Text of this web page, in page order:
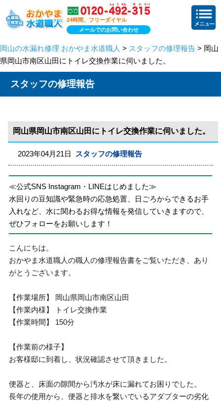
24時間、フリーダイヤル
メールでのお問い合わせ
岡山の水漏れ修理 おかやま水道職人 > スタッフの修理報告 > 岡山
県岡山市南区山田にトイレ交換作業に伺いました。
スタッフの修理報告
岡山県岡山市南区山田にトイレ交換作業に伺いました。
2023年04月21日 スタッフの修理報告
≪公式SNS Instagram・LINEはじめました≫
水回りの豆知識や緊急時の応急処置、日ごろからできるお手
入れなど、水に関わるお得な情報を発信していきますので、
ぜひフォローをお願いします！
こんにちは。
おかやま水道職人の職人の修理報告書をご覧いただき、あり
がとうございます。
【作業場所】 岡山県岡山市南区山田
【作業内様】 トイレ交換作業
【作業時間】 150分
【作業前の様子】
お客様邸に到着し、状況確認させて頂きました。
便器と、床面の隙間から汚水が床に漏れてお困りでした。
長年の使用から、便器と排水を繋いでいるアダプターの劣化